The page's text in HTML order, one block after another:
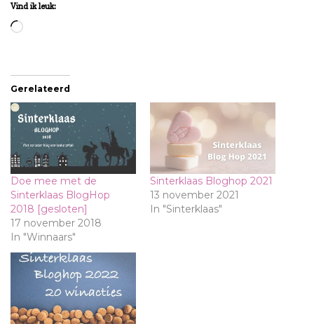
Vind ik leuk:
Aan
Gerelateerd
Doe mee met de
Sinterklaas BlogHop
2018 [gesloten]
17 november 2018
In "Winnaars"
Sinterklaas Bloghop 2021
13 november 2021
In "Sinterklaas"